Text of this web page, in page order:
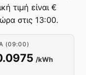
τιμή είναι €
στις 13:00.
(09:00)
/kWh